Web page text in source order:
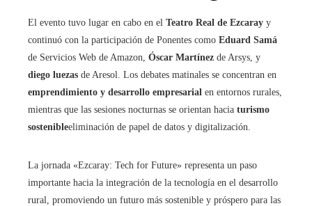
El evento tuvo lugar en cabo en el Teatro Real de Ezcaray y
continuó con la participación de Ponentes como Eduard Samá
de Servicios Web de Amazon, Óscar Martínez de Arsys, y
diego luezas de Aresol. Los debates matinales se concentran en
emprendimiento y desarrollo empresarial en entornos rurales,
mientras que las sesiones nocturnas se orientan hacia turismo
sostenibleeliminación de papel de datos y digitalización.
La jornada «Ezcaray: Tech for Future» representa un paso
importante hacia la integración de la tecnología en el desarrollo
rural, promoviendo un futuro más sostenible y próspero para las